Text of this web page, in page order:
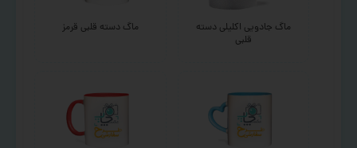
ماگ جادویی اکلیلی دسته
قلبی
ماگ دسته قلبی قرمز